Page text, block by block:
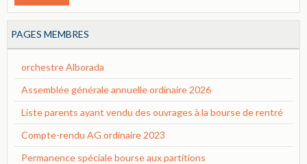
PAGES MEMBRES
orchestre Alborada
Assemblée générale annuelle ordinaire 2026
Liste parents ayant vendu des ouvrages à la bourse de rentré
Compte-rendu AG ordinaire 2023
Permanence spéciale bourse aux partitions